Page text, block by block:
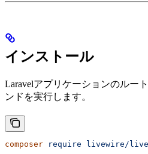
インストール
Laravelアプリケーションのルー
ンドを実行します。
composer require livewire/